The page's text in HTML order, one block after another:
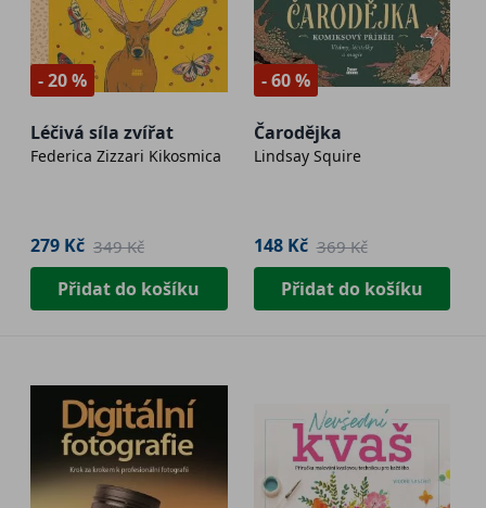
- 20 %
Léčivá síla zvířat
Federica Zizzari Kikosmica
279 Kč 349 Kč
Přidat do košíku
- 60 %
Čarodějka
Lindsay Squire
148 Kč 369 Kč
Přidat do košíku